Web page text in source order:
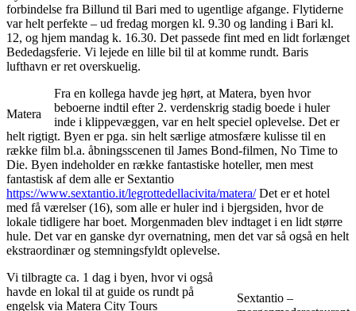
forbindelse fra Billund til Bari med to ugentlige afgange. Flytiderne
var helt perfekte – ud fredag morgen kl. 9.30 og landing i Bari kl.
12, og hjem mandag k. 16.30. Det passede fint med en lidt forlænget
Bededagsferie. Vi lejede en lille bil til at komme rundt. Baris
lufthavn er ret overskuelig.
Matera
Fra en kollega havde jeg hørt, at Matera, byen hvor
beboerne indtil efter 2. verdenskrig stadig boede i huler
inde i klippevæggen, var en helt speciel oplevelse. Det er
helt rigtigt. Byen er pga. sin helt særlige atmosfære kulisse til en
række film bl.a. åbningsscenen til James Bond-filmen, No Time to
Die. Byen indeholder en række fantastiske hoteller, men mest
fantastisk af dem alle er Sextantio
https://www.sextantio.it/legrottedellacivita/matera/Det er et hotel
med få værelser (16), som alle er huler ind i bjergsiden, hvor de
lokale tidligere har boet. Morgenmaden blev indtaget i en lidt større
hule. Det var en ganske dyr overnatning, men det var så også en helt
ekstraordinær og stemningsfyldt oplevelse.
Sextantio –
Vi tilbragte ca. 1 dag i byen, hvor vi også
havde en lokal til at guide os rundt på
engelsk via Matera City Tours